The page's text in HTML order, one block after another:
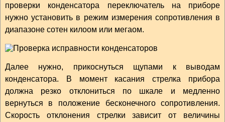
проверки конденсатора переключатель на приборе
нужно установить в режим измерения сопротивления в
диапазоне сотен килоом или мегаом.
Далее нужно, прикоснуться щупами к выводам
конденсатора. В момент касания стрелка прибора
должна резко отклониться по шкале и медленно
вернуться в положение бесконечного сопротивления.
Скорость отклонения стрелки зависит от величины